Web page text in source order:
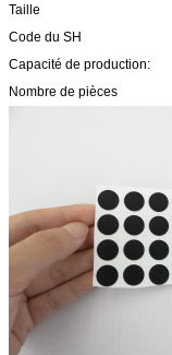
Taille
Code du SH
Capacité de production:
Nombre de pièces